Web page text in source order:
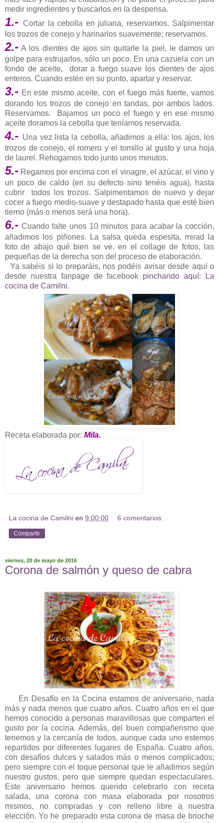
medir ingredientes y buscarlos en la despensa.
1.-Cortar la cebolla en juliana, reservamos. Salpimentar
los trozos de conejo y harinarlos suavemente; reservamos.
2.- A los dientes de ajos sin quitarle la piel, le damos un
golpe para estrujarlos, sólo un poco. En una cazuela con un
fondo de aceite, dorar a fuego suave los dientes de ajos
enteros. Cuando estén en su punto, apartar y reservar.
3.- En este mismo aceite, con el fuego más fuerte, vamos
dorando los trozos de conejo en tandas, por ambos lados.
Reservamos. Bajamos un poco el fuego y en ese mismo
aceite doramos la cebolla que teníamos reservada.
4.- Una vez lista la cebolla, añadimos a ella: los ajos, los
trozos de conejo, el romero y el tomillo al gusto y una hoja
de laurel. Rehogamos todo junto unos minutos.
5.- Regamos por encima con el vinagre, el azúcar, el vino y
un poco de caldo (en su defecto sino tenéis agua), hasta
cubrir todos los trozos. Salpimentamos de nuevo y dejar
cocer a fuego medio-suave y destapado hasta que esté bien
tierno (más o menos será una hora).
6.- Cuando falte unos 10 minutos para acabar la cocción,
añadimos los piñones. La salsa queda espesita, mirad la
foto de abajo qué bien se ve. en el collage de fotos, las
pequeñas de la derecha son del proceso de elaboración.
Ya sabéis si lo preparáis, nos podéis avisar desde aquí o
desde nuestra fanpage de facebook pinchando aquí: La
cocina de Camilni.
Receta elaborada por: Mila.
La cocina de Camilni en 9:00:00 6 comentarios:
Compartir
viernes, 20 de mayo de 2016
Corona de salmón y queso de cabra
En Desafío en la Cocina estamos de aniversario, nada
más y nada menos que cuatro años. Cuatro años en el que
hemos conocido a personas maravillosas que comparten el
gusto por la cocina. Además, del buen compañerismo que
tenemos y la cercanía de todos, aunque cada uno estemos
repartidos por diferentes lugares de España. Cuatro años,
con desafíos dulces y salados más o menos complicados;
pero siempre con el toque personal que le añadimos según
nuestro gustos, pero que siempre quedan espectaculares.
Este aniversario hemos querido celebrarlo con receta
salada, una corona con masa elaborada por nosotros
mismos, no compradas y con relleno libre a nuestra
elección. Yo he preparado esta corona de masa de brioche